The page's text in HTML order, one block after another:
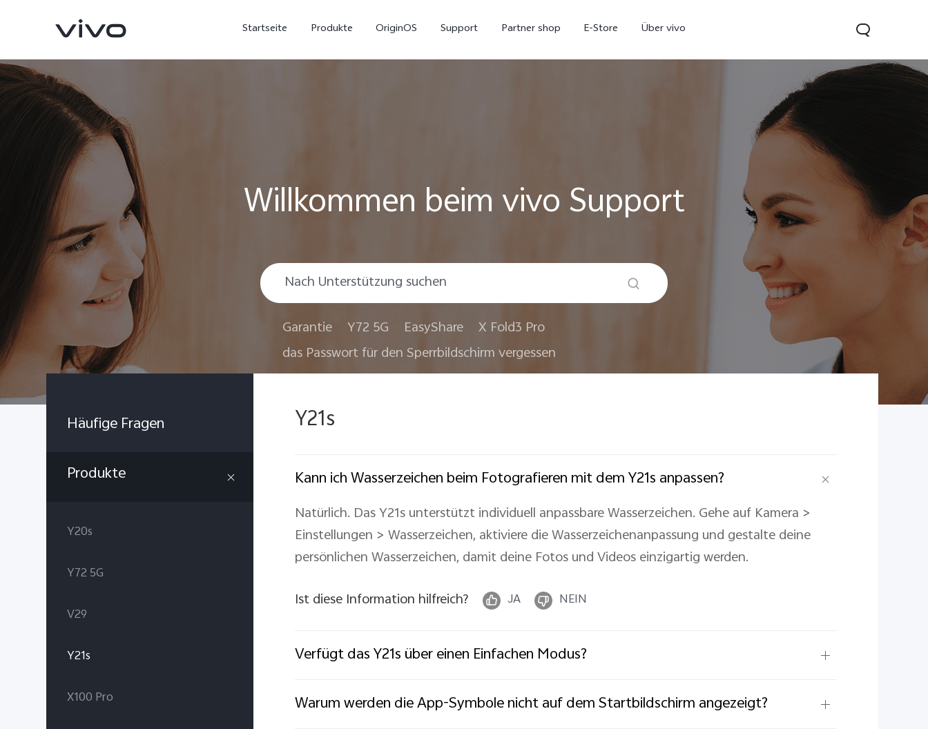
Startseite Produkte OriginOS Support Partner shop E-Store Über vivo
X300 Ultra neu Y21 5G neu vivo Watch GT 2
Willkommen beim vivo Support
Garantie Y72 5G EasyShare
X Fold3 Pro
das Passwort für den Sperrbildschirm vergessen
Häufige Fragen
Produkte
Y20s
Y72 5G
V29
Y21s
X100 Pro
Y21s
Kann ich Wasserzeichen beim Fotografieren mit dem Y21s anpassen?
Natürlich. Das Y21s unterstützt individuell anpassbare Wasserzeichen. Gehe auf Kamera >
Einstellungen > Wasserzeichen, aktiviere die Wasserzeichenanpassung und gestalte deine
persönlichen Wasserzeichen, damit deine Fotos und Videos einzigartig werden.
Ist diese Information hilfreich?
JA NEIN
Verfügt das Y21s über einen Einfachen Modus?
Warum werden die App-Symbole nicht auf dem Startbildschirm angezeigt?